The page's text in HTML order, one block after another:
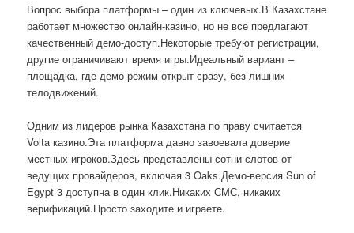
Вопрос выбора платформы – один из ключевых.В Казахстане
работает множество онлайн-казино, но не все предлагают
качественный демо-доступ.Некоторые требуют регистрации,
другие ограничивают время игры.Идеальный вариант –
площадка, где демо-режим открыт сразу, без лишних
телодвижений.
Одним из лидеров рынка Казахстана по праву считается
Volta казино.Эта платформа давно завоевала доверие
местных игроков.Здесь представлены сотни слотов от
ведущих провайдеров, включая 3 Oaks.Демо-версия Sun of
Egypt 3 доступна в один клик.Никаких СМС, никаких
верификаций.Просто заходите и играете.